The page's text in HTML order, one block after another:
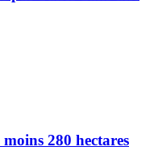
280 hectares